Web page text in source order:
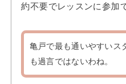
約不要でレッスンに参加
亀戸で最も通いやすいス
も過言ではないわね。